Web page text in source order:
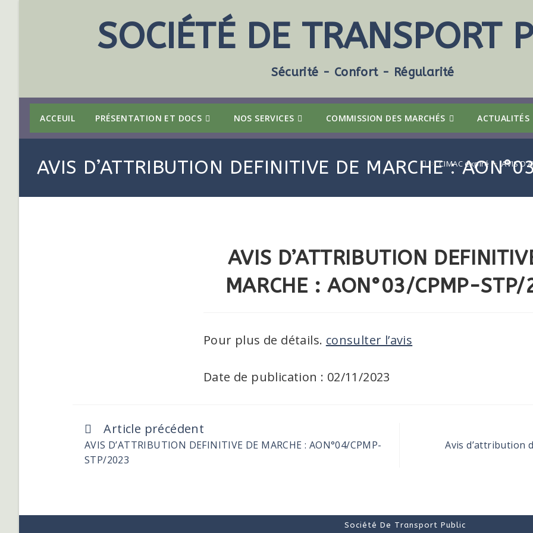
SOCIÉTÉ DE TRANSPORT
Sécurité - Confort - Régularité
ACCEUIL PRÉSENTATION ET DOCS NOS SERVICES COMMISSION DES MARCHÉS ACTUALITÉS
AVIS D’ATTRIBUTION DEFINITIVE DE MARCHE :
> CIMAC expiré > AVIS
AVIS D’ATTRIBUTION
MARCHE : AON°03/CPMP-
Pour plus de détails. consulter l’avis
Date de publication : 02/11/2023
Article précédent
AVIS D’ATTRIBUTION DEFINITIVE DE MARCHE : AON°04/CPMP-
STP/2023
Avis d’attribution
Société De Transport Public